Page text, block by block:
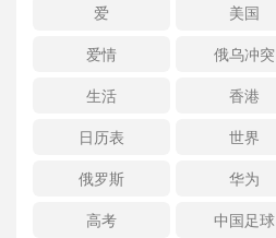
爱
美国
爱情
俄乌冲突
生活
香港
日历表
世界
俄罗斯
华为
高考
中国足球